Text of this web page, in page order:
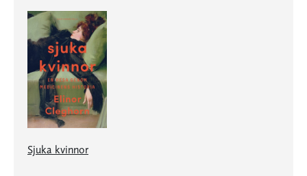
Sjuka kvinnor